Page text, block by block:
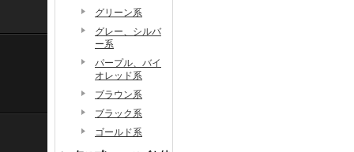
グリーン系
グレー、シルバ
ー系
パープル、バイ
オレッド系
ブラウン系
ブラック系
ゴールド系